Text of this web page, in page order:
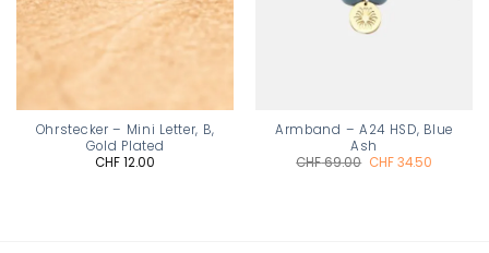
Ohrstecker – Mini Letter, B,
Gold Plated
CHF12.00
Armband – A24 HSD, Blue
Ash
CHF69.00 Ursprünglicher
CHF34.50Aktueller